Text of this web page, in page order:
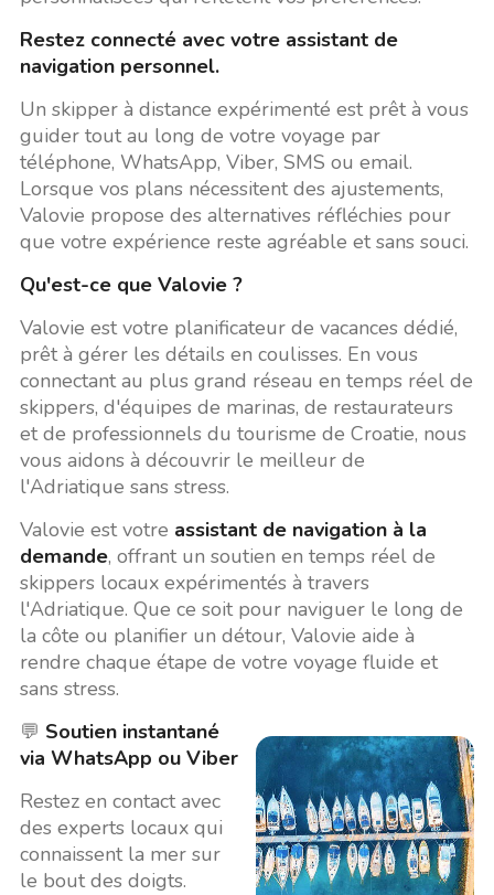
Restez connecté avec votre assistant de
navigation personnel.
Un skipper à distance expérimenté est prêt à vous
guider tout au long de votre voyage par
téléphone, WhatsApp, Viber, SMS ou email.
Lorsque vos plans nécessitent des ajustements,
Valovie propose des alternatives réfléchies pour
que votre expérience reste agréable et sans souci.
Qu'est-ce que Valovie ?
Valovie est votre planificateur de vacances dédié,
prêt à gérer les détails en coulisses. En vous
connectant au plus grand réseau en temps réel de
skippers, d'équipes de marinas, de restaurateurs
et de professionnels du tourisme de Croatie, nous
vous aidons à découvrir le meilleur de
l'Adriatique sans stress.
Valovie est votre assistant de navigation à la
demande, offrant un soutien en temps réel de
skippers locaux expérimentés à travers
l'Adriatique. Que ce soit pour naviguer le long de
la côte ou planifier un détour, Valovie aide à
rendre chaque étape de votre voyage fluide et
sans stress.
💬 Soutien instantané
via WhatsApp ou Viber
Restez en contact avec
des experts locaux qui
connaissent la mer sur
le bout des doigts.